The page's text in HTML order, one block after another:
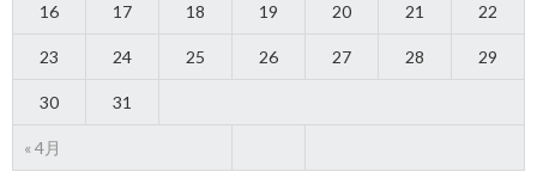
« 4月
16 17 18 19 20 21 22
23 24 25 26 27 28 29
30 31